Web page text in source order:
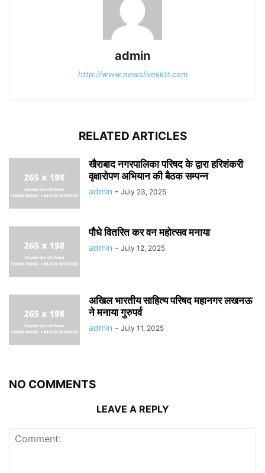
admin
http://www.newslivekktt.com
RELATED ARTICLES
खैराबाद नगरपालिका परिषद के द्वारा हरिशंकरी
वृक्षारोपण अभियान की बैठक सम्पन्न
admin - July 23, 2025
पौधे वितरित कर वन महोत्सव मनाया
admin - July 12, 2025
अखिल भारतीय साहित्य परिषद महानगर लखनऊ
ने मनाया गुरुपर्व
admin - July 11, 2025
NO COMMENTS
LEAVE A REPLY